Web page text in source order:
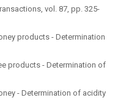
vol. 87, pp. 325-
products - Determination
products - Determination of
- Determination of acidity